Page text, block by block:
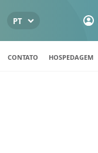
PT
CONTATO HOSPEDAGEM